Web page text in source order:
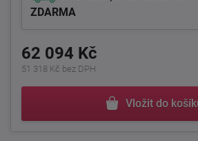
ZDARMA
62 094 Kč
51 318 Kč bez DPH
Vložit do